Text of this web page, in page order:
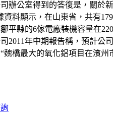
辦公室得到的答復是，關
料顯示，在山東省，共有
平縣的6傢電廠裝機容量在
年中期報告稱，預計
橋最大的氧化鋁項目在濱